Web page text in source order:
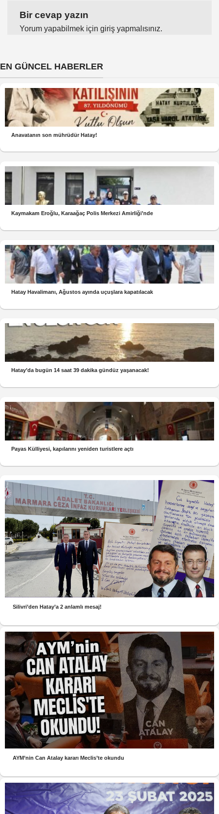
Bir cevap yazın
Yorum yapabilmek için giriş yapmalısınız.
EN GÜNCEL HABERLER
Anavatanın son mührüdür Hatay!
Kaymakam Eroğlu, Karaağaç Polis Merkezi Amirliği’nde
Hatay Havalimanı, Ağustos ayında uçuşlara kapatılacak
Hatay’da bugün 14 saat 39 dakika gündüz yaşanacak!
Payas Külliyesi, kapılarını yeniden turistlere açtı
Silivri’den Hatay’a 2 anlamlı mesaj!
AYM’nin Can Atalay kararı Meclis’te okundu